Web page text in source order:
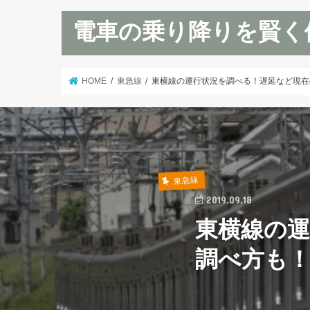
電車の乗り降りを賢
HOME 東急線 東横線の運行状況を調べる！遅延など現
東急線
2019.09.18
東横線の
調べ方も！